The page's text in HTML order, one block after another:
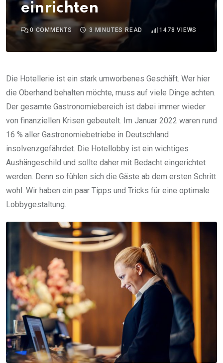
einrichten
0 COMMENTS 3 MINUTES READ 1478 VIEWS
Die Hotellerie ist ein stark umworbenes Geschäft. Wer hier
die Oberhand behalten möchte, muss auf viele Dinge achten.
Der gesamte Gastronomiebereich ist dabei immer wieder
von finanziellen Krisen gebeutelt. Im Januar 2022 waren rund
16 % aller Gastronomiebetriebe in Deutschland
insolvenzgefährdet. Die Hotellobby ist ein wichtiges
Aushängeschild und sollte daher mit Bedacht eingerichtet
werden. Denn so fühlen sich die Gäste ab dem ersten Schritt
wohl. Wir haben ein paar Tipps und Tricks für eine optimale
Lobbygestaltung.